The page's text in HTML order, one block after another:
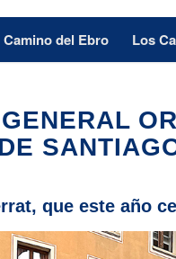
Camino del Ebro Los
que este año